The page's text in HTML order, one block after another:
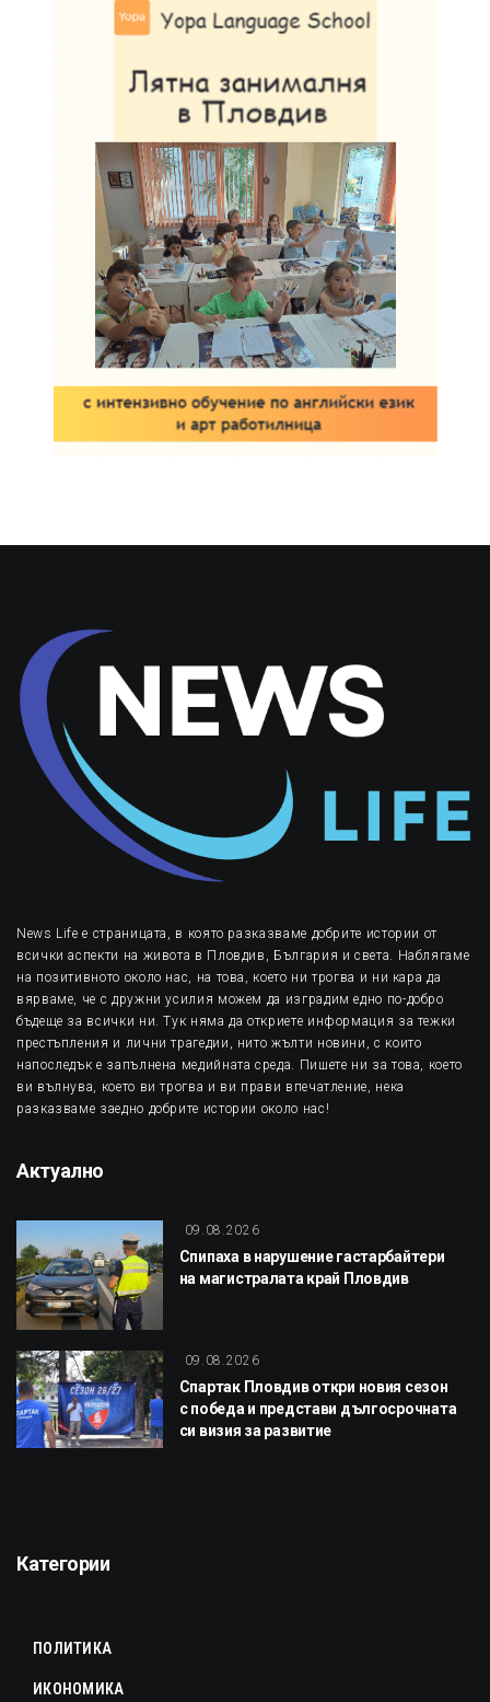
News Life е страницата, в която разказваме добрите истории от
всички аспекти на живота в Пловдив, България и света. Наблягаме
на позитивното около нас, на това, което ни трогва и ни кара да
вярваме, че с дружни усилия можем да изградим едно по-добро
бъдеще за всички ни. Тук няма да откриете информация за тежки
престъпления и лични трагедии, нито жълти новини, с които
напоследък е запълнена медийната среда. Пишете ни за това, което
ви вълнува, което ви трогва и ви прави впечатление, нека
разказваме заедно добрите истории около нас!
Актуално
09.08.2026
Спипаха в нарушение гастарбайтери
на магистралата край Пловдив
09.08.2026
Спартак Пловдив откри новия сезон
с победа и представи дългосрочната
си визия за развитие
Категории
ПОЛИТИКА
ИКОНОМИКА